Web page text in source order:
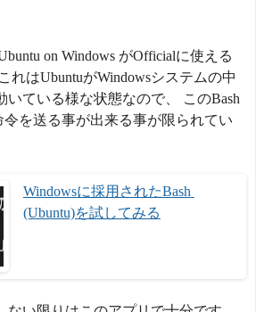
on Windows がOfficialに使える
れはUbuntuがWindowsシステムの中
いている様な状態なので、 このBash
令を送る事が出来る事が限られてい
Windowsに採用されたBash
(Ubuntu)を試してみる